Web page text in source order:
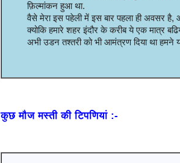
फ़िल्मांकन हुआ था.
वैसे मेरा इस पहेली में इस बार पहला ही अवसर
क्योकि हमारे शहर इंदौर के करीब ये एक मात्र
अभी उडन तश्तरी को भी आमंत्रण दिया था हमने
कुछ मौज मस्ती की टिपणियां :-